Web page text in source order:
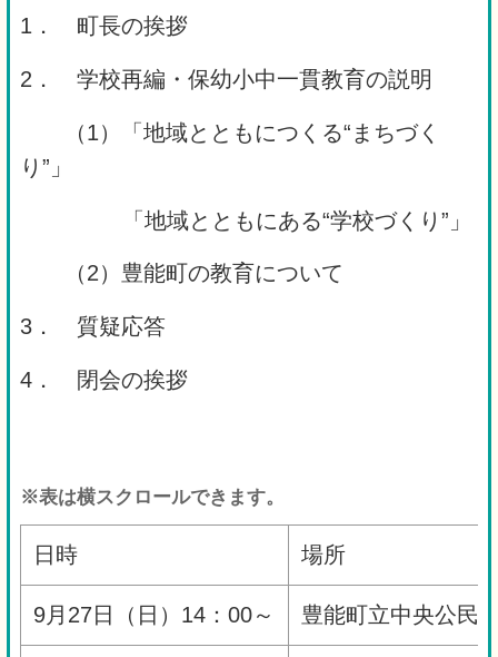
1． 町長の挨拶
2． 学校再編・保幼小中一貫教育の説明
（1）「地域とともにつくる“まちづく
り”」
「地域とともにある“学校づくり”」
（2）豊能町の教育について
3． 質疑応答
4． 閉会の挨拶
※表は横スクロールできます。
日時 場所
9月27日（日）14：00～ 豊能町立中央公民